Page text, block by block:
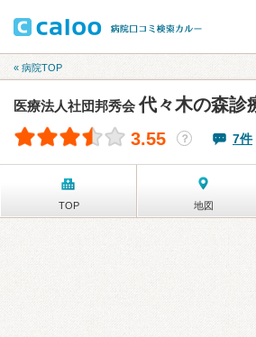
« 病院TOP
医療法人社団邦秀会代々木の森診
3.55 ？ 7件
TOP 地図